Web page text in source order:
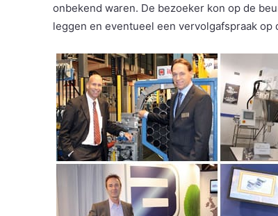
onbekend waren. De bezoeker kon op de
leggen en eventueel een vervolgafspraak op